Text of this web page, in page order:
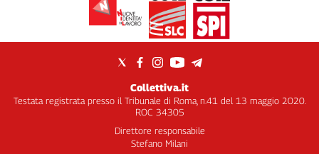
Collettiva.it
Testata registrata presso il Tribunale di Roma, n.41 del 13 maggio 2020.
ROC 34305
Direttore responsabile
Stefano Milani